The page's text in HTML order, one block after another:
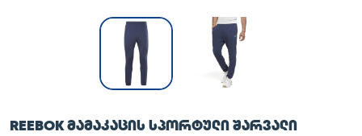
REEBOK ᲛᲐᲛᲐᲙᲐᲪᲘᲡ ᲡᲞᲝᲠᲢᲣᲚᲘ ᲨᲐᲠᲕᲐᲚᲘ